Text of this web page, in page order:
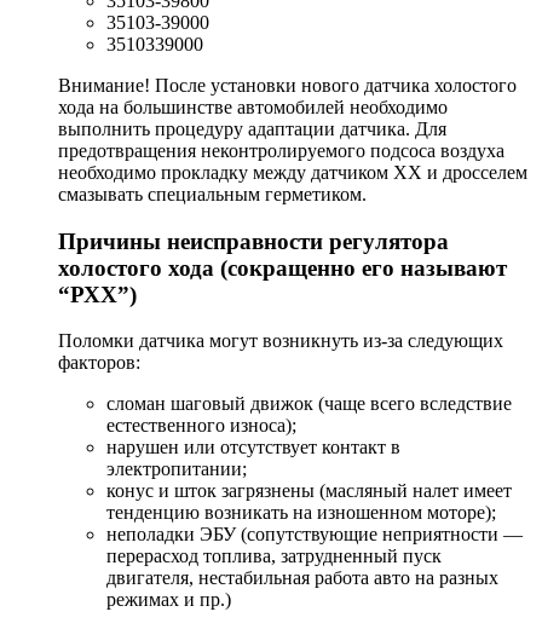
35103-39000
3510339000
Внимание! После установки нового датчика холостого
хода на большинстве автомобилей необходимо
выполнить процедуру адаптации датчика. Для
предотвращения неконтролируемого подсоса воздуха
необходимо прокладку между датчиком ХХ и дросселем
смазывать специальным герметиком.
Причины неисправности регулятора
холостого хода (сокращенно его называют
“РХХ”)
Поломки датчика могут возникнуть из-за следующих
факторов:
сломан шаговый движок (чаще всего вследствие
естественного износа);
нарушен или отсутствует контакт в
электропитании;
конус и шток загрязнены (масляный налет имеет
тенденцию возникать на изношенном моторе);
неполадки ЭБУ (сопутствующие неприятности —
перерасход топлива, затрудненный пуск
двигателя, нестабильная работа авто на разных
режимах и пр.)